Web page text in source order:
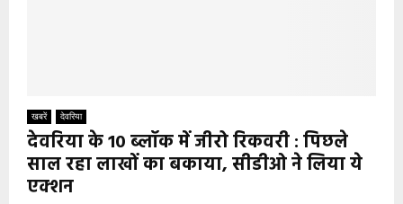
खबरें देवरिया
देवरिया के 10 ब्लॉक में जीरो रिकवरी : पिछले
साल रहा लाखों का बकाया, सीडीओ ने लिया ये
एक्शन